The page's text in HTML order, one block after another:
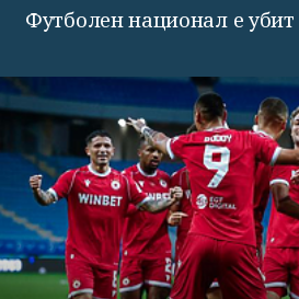
Футболен национал е убит